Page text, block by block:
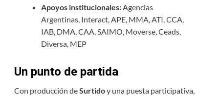
Apoyos institucionales:Agencias
Argentinas, Interact, APE, MMA, ATI, CCA,
IAB, DMA, CAA, SAIMO, Moverse, Ceads,
Diversa, MEP
Un punto de partida
Con producción deSurtidoy una puesta participativa,